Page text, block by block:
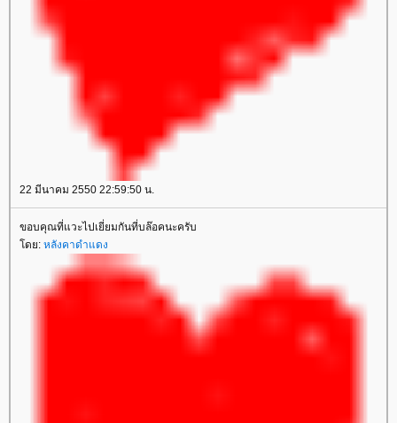
22 มีนาคม 2550 22:59:50 น.
ขอบคุณที่แวะไปเยี่ยมกันที่บล๊อคนะครับ
ดย: หลังคาดำแดง